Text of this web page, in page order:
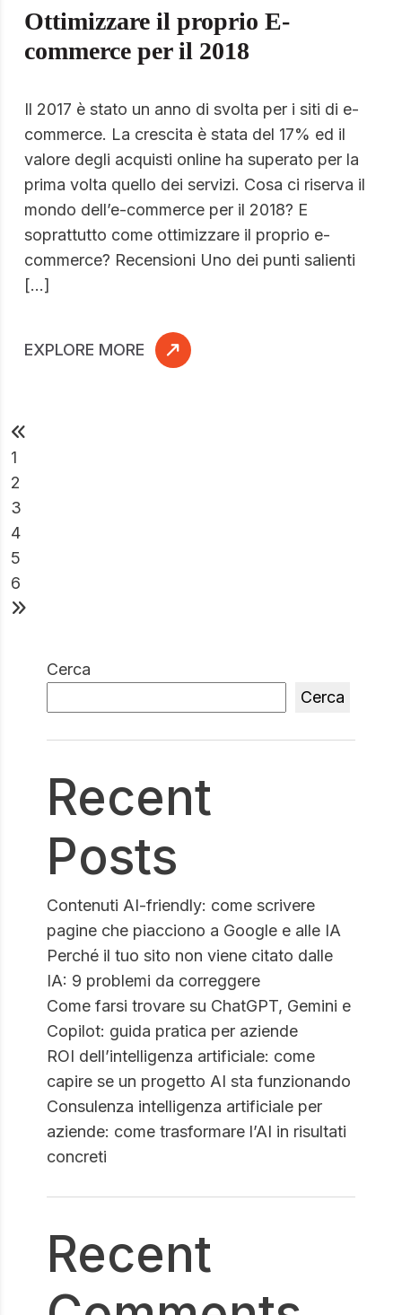
Ottimizzare il proprio E-
commerce per il 2018
Il 2017 è stato un anno di svolta per i siti di e-
commerce. La crescita è stata del 17% ed il
valore degli acquisti online ha superato per la
prima volta quello dei servizi. Cosa ci riserva il
mondo dell’e-commerce per il 2018? E
soprattutto come ottimizzare il proprio e-
commerce? Recensioni Uno dei punti salienti
[…]
EXPLORE MORE
1
2
3
4
5
6
Cerca
Cerca
Recent
Posts
Contenuti AI-friendly: come scrivere
pagine che piacciono a Google e alle IA
Perché il tuo sito non viene citato dalle
IA: 9 problemi da correggere
Come farsi trovare su ChatGPT, Gemini e
Copilot: guida pratica per aziende
ROI dell’intelligenza artificiale: come
capire se un progetto AI sta funzionando
Consulenza intelligenza artificiale per
aziende: come trasformare l’AI in risultati
concreti
Recent